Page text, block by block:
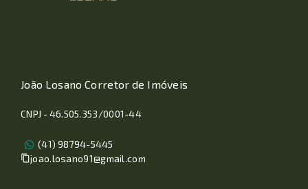
João Losano Corretor de Imóveis
CNPJ - 46.505.353/0001-44
(41) 98794-5445
joao.losano91@gmail.com